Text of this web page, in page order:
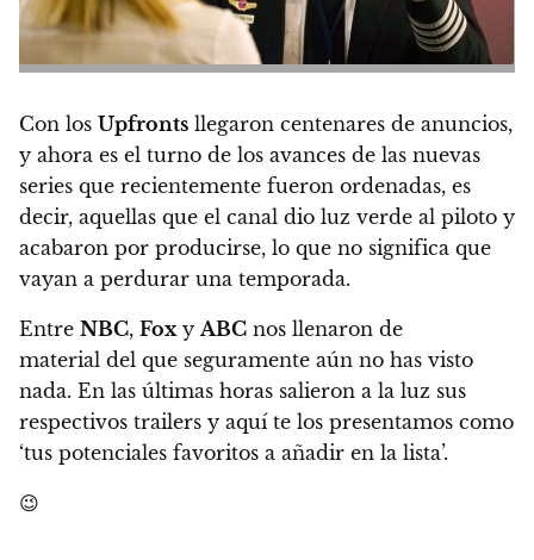
Con los Upfronts llegaron centenares de anuncios,
y ahora es el turno de los avances de las nuevas
series que recientemente fueron ordenadas, es
decir, aquellas que el canal dio luz verde al piloto y
acabaron por producirse, lo que no significa que
vayan a perdurar una temporada.
Entre NBC, Fox y ABC nos llenaron de
material del que seguramente aún no has visto
nada. En las últimas horas salieron a la luz sus
respectivos trailers y aquí te los presentamos como
‘tus potenciales favoritos a añadir en la lista’.
😉